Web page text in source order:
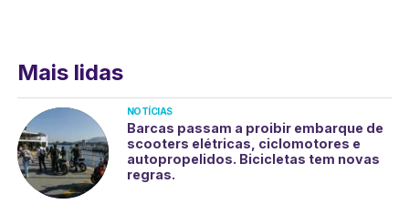
Mais lidas
NOTÍCIAS
Barcas passam a proibir embarque de
scooters elétricas, ciclomotores e
autopropelidos. Bicicletas tem novas
regras.